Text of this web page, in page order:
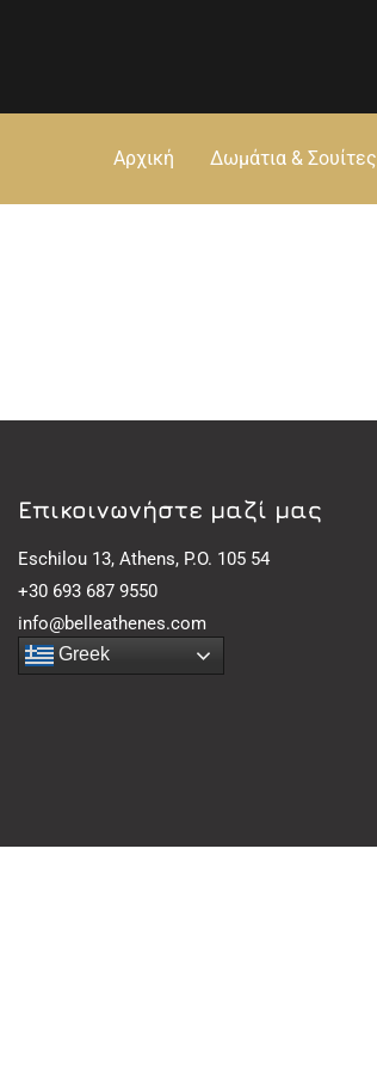
Αρχική Δωμάτια & Σουίτες
Eπικοινωνήστε μαζί μας
Eschilou 13, Athens, P.O. 105 54
+30 693 687 9550
info@belleathenes.com
Greek